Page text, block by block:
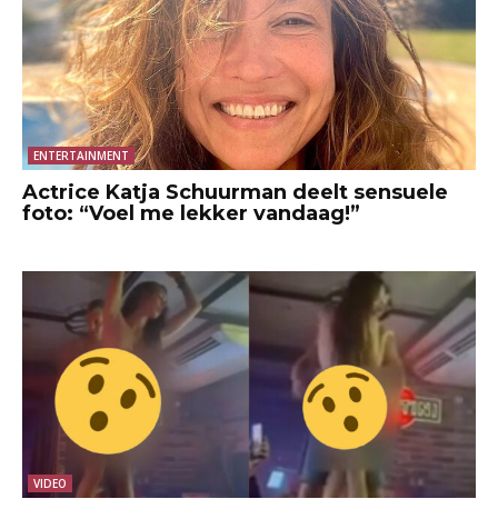
ENTERTAINMENT
Actrice Katja Schuurman deelt sensuele
foto: “Voel me lekker vandaag!”
VIDEO